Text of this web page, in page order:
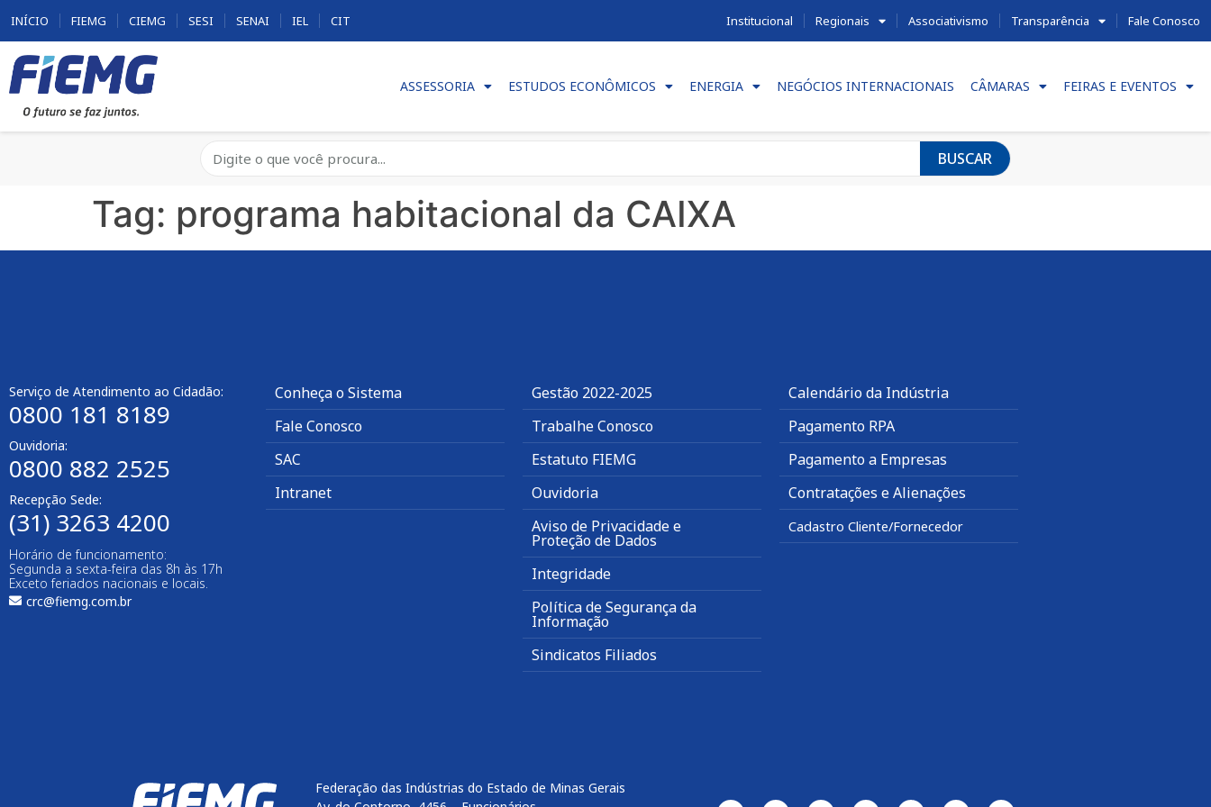
INÍCIO FIEMG CIEMG SESI SENAI IEL CIT Institucional Regionais Associativismo Transparência Fale Conosco
ASSESSORIA ESTUDOS ECONÔMICOS ENERGIA NEGÓCIOS INTERNACIONAIS CÂMARAS FEIRAS E EVENTOS
BUSCAR
Tag: programa habitacional da CAIXA
Serviço de Atendimento ao Cidadão:
0800 181 8189
Ouvidoria:
0800 882 2525
Recepção Sede:
(31) 3263 4200
Horário de funcionamento:
Segunda a sexta-feira das 8h às 17h
Exceto feriados nacionais e locais.
crc@fiemg.com.br
Conheça o Sistema
Fale Conosco
SAC
Intranet
Gestão 2022-2025
Trabalhe Conosco
Estatuto FIEMG
Ouvidoria
Aviso de Privacidade e
Proteção de Dados
Integridade
Política de Segurança da
Informação
Sindicatos Filiados
Calendário da Indústria
Pagamento RPA
Pagamento a Empresas
Contratações e Alienações
Cadastro Cliente/Fornecedor
Federação das Indústrias do Estado de Minas Gerais